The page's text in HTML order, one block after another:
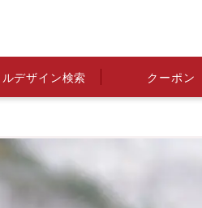
デザイン検索 クーポン